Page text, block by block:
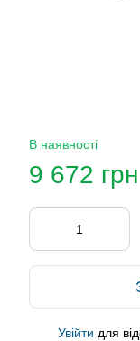
В наявності
9 672
Увійти для